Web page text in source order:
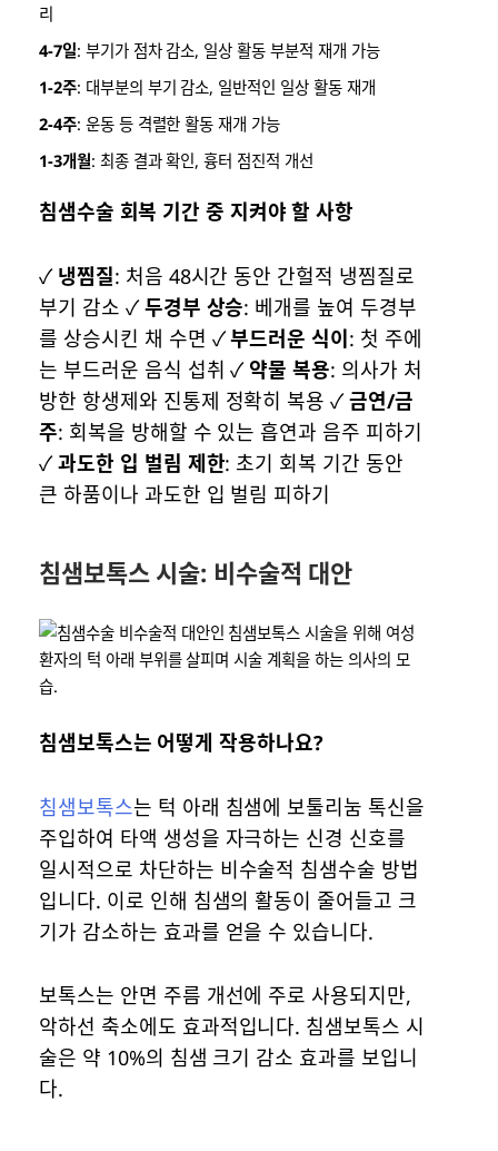
리
4-7일: 부기가 점차 감소, 일상 활동 부분적 재개 가능
1-2주: 대부분의 부기 감소, 일반적인 일상 활동 재개
2-4주: 운동 등 격렬한 활동 재개 가능
1-3개월: 최종 결과 확인, 흉터 점진적 개선
침샘수술 회복 기간 중 지켜야 할 사항
✓ 냉찜질: 처음 48시간 동안 간헐적 냉찜질로
부기 감소 ✓ 두경부 상승: 베개를 높여 두경부
를 상승시킨 채 수면 ✓부드러운 식이: 첫 주에
는 부드러운 음식 섭취 ✓ 약물 복용: 의사가 처
방한 항생제와 진통제 정확히 복용 ✓금연/금
주: 회복을 방해할 수 있는 흡연과 음주 피하기
✓ 과도한 입 벌림 제한: 초기 회복 기간 동안
큰 하품이나 과도한 입 벌림 피하기
침샘보톡스 시술: 비수술적 대안
침샘보톡스는 어떻게 작용하나요?
침샘보톡스는 턱 아래 침샘에 보툴리눔 톡신을
주입하여 타액 생성을 자극하는 신경 신호를
일시적으로 차단하는 비수술적 침샘수술 방법
입니다. 이로 인해 침샘의 활동이 줄어들고 크
기가 감소하는 효과를 얻을 수 있습니다.
보톡스는 안면 주름 개선에 주로 사용되지만,
악하선 축소에도 효과적입니다. 침샘보톡스 시
술은 약 10%의 침샘 크기 감소 효과를 보입니
다.